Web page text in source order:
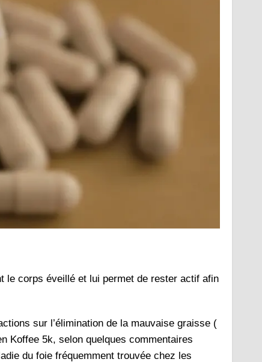
le corps éveillé et lui permet de rester actif afin
sur l’élimination de la mauvaise graisse (
Koffee 5k, selon quelques commentaires
du foie fréquemment trouvée chez les